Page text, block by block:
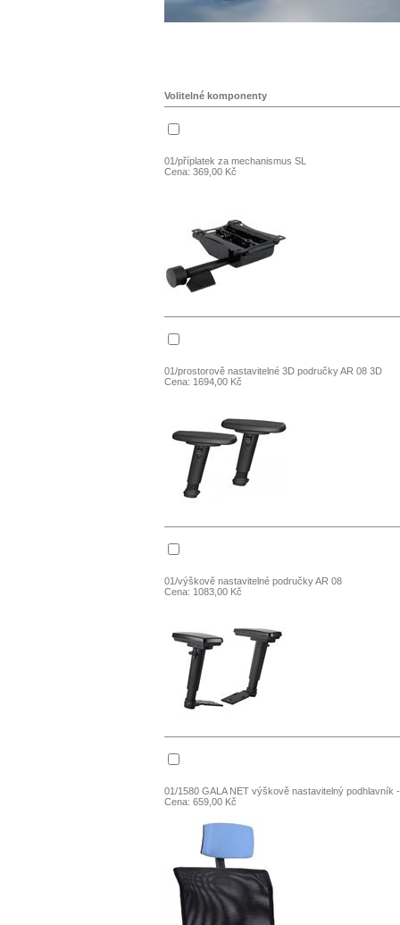
Volitelné komponenty
01/příplatek za mechanismus SL
Cena: 369,00 Kč
01/prostorově nastavitelné 3D područky AR 08 3D
Cena: 1694,00 Kč
01/výškově nastavitelné područky AR 08
Cena: 1083,00 Kč
01/1580 GALA NET výškově nastavitelný podhlavník
Cena: 659,00 Kč